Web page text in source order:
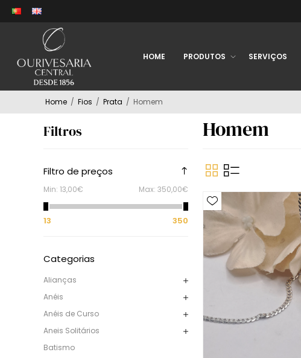
HOME PRODUTOS SERVIÇOS
Home / Fios / Prata / Homem
Filtros
Filtro de preços
Min: 13,00€ Max: 350,00€
13 350
Categorias
Alianças
Anéis
Anéis de Curso
Aneis Solitários
Batismo
Homem